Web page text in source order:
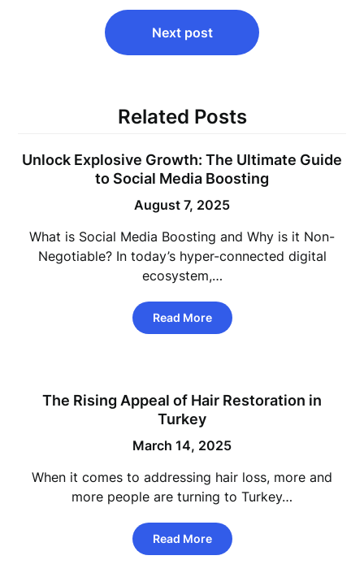
Next post
Related Posts
Unlock Explosive Growth: The Ultimate Guide
to Social Media Boosting
August 7, 2025
What is Social Media Boosting and Why is it Non-
Negotiable? In today’s hyper-connected digital
ecosystem,…
Read More
The Rising Appeal of Hair Restoration in
Turkey
March 14, 2025
When it comes to addressing hair loss, more and
more people are turning to Turkey…
Read More